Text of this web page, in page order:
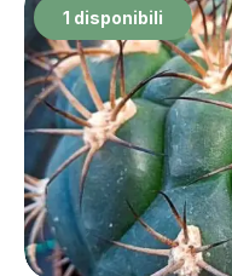
1 disponibili